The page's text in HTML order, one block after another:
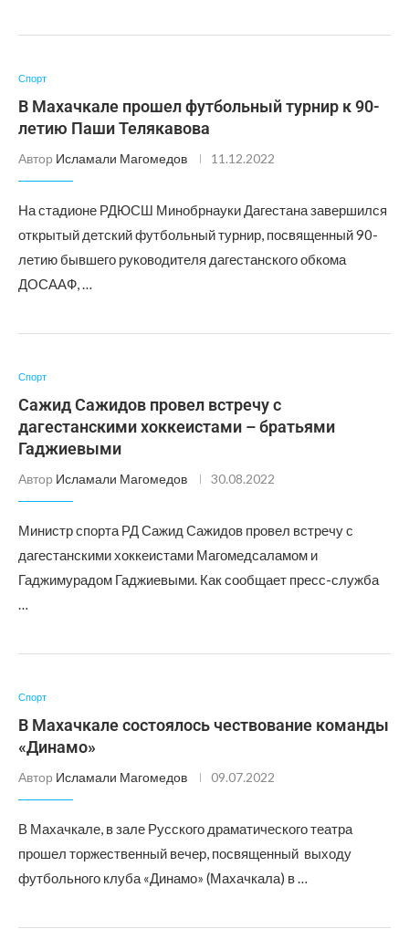
Спорт
В Махачкале прошел футбольный турнир к 90-
летию Паши Телякавова
Автор Исламали Магомедов 11.12.2022
На стадионе РДЮСШ Минобрнауки Дагестана завершился
открытый детский футбольный турнир, посвященный 90-
летию бывшего руководителя дагестанского обкома
ДОСААФ, …
Спорт
Сажид Сажидов провел встречу с
дагестанскими хоккеистами – братьями
Гаджиевыми
Автор Исламали Магомедов 30.08.2022
Министр спорта РД Сажид Сажидов провел встречу с
дагестанскими хоккеистами Магомедсаламом и
Гаджимурадом Гаджиевыми. Как сообщает пресс-служба
…
Спорт
В Махачкале состоялось чествование команды
«Динамо»
Автор Исламали Магомедов 09.07.2022
В Махачкале, в зале Русского драматического театра
прошел торжественный вечер, посвященный выходу
футбольного клуба «Динамо» (Махачкала) в …